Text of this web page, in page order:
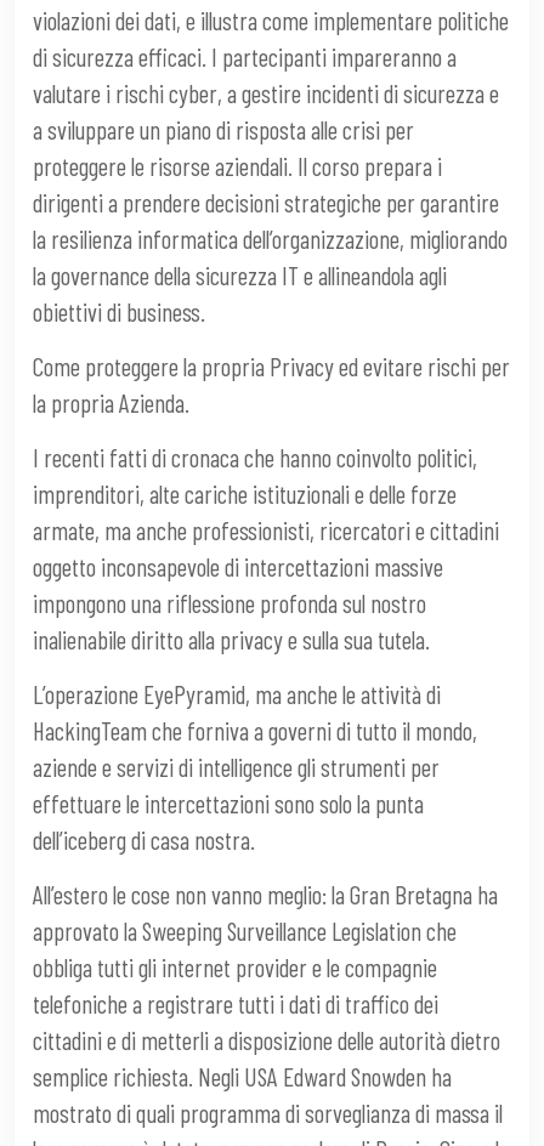
violazioni dei dati, e illustra come implementare politiche
di sicurezza efficaci. I partecipanti impareranno a
valutare i rischi cyber, a gestire incidenti di sicurezza e
a sviluppare un piano di risposta alle crisi per
proteggere le risorse aziendali. Il corso prepara i
dirigenti a prendere decisioni strategiche per garantire
la resilienza informatica dell’organizzazione, migliorando
la governance della sicurezza IT e allineandola agli
obiettivi di business.
Come proteggere la propria Privacy ed evitare rischi per
la propria Azienda.
I recenti fatti di cronaca che hanno coinvolto politici,
imprenditori, alte cariche istituzionali e delle forze
armate, ma anche professionisti, ricercatori e cittadini
oggetto inconsapevole di intercettazioni massive
impongono una riflessione profonda sul nostro
inalienabile diritto alla privacy e sulla sua tutela.
L’operazione EyePyramid, ma anche le attività di
HackingTeam che forniva a governi di tutto il mondo,
aziende e servizi di intelligence gli strumenti per
effettuare le intercettazioni sono solo la punta
dell’iceberg di casa nostra.
All’estero le cose non vanno meglio: la Gran Bretagna ha
approvato la Sweeping Surveillance Legislation che
obbliga tutti gli internet provider e le compagnie
telefoniche a registrare tutti i dati di traffico dei
cittadini e di metterli a disposizione delle autorità dietro
semplice richiesta. Negli USA Edward Snowden ha
mostrato di quali programma di sorveglianza di massa il